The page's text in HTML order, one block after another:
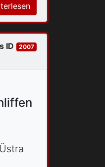
ID 2007